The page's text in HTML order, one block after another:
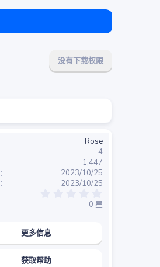
没有下载权限
Rose
4
1,447
2023/10/25
2023/10/25
0 星
更多信息
获取帮助